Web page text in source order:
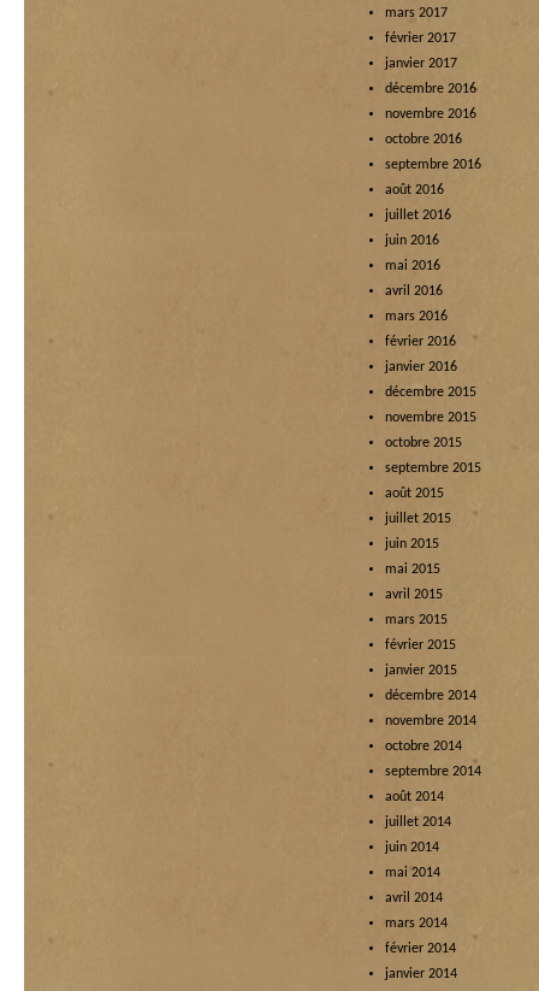
mars 2017
février 2017
janvier 2017
décembre 2016
novembre 2016
octobre 2016
septembre 2016
août 2016
juillet 2016
juin 2016
mai 2016
avril 2016
mars 2016
février 2016
janvier 2016
décembre 2015
novembre 2015
octobre 2015
septembre 2015
août 2015
juillet 2015
juin 2015
mai 2015
avril 2015
mars 2015
février 2015
janvier 2015
décembre 2014
novembre 2014
octobre 2014
septembre 2014
août 2014
juillet 2014
juin 2014
mai 2014
avril 2014
mars 2014
février 2014
janvier 2014